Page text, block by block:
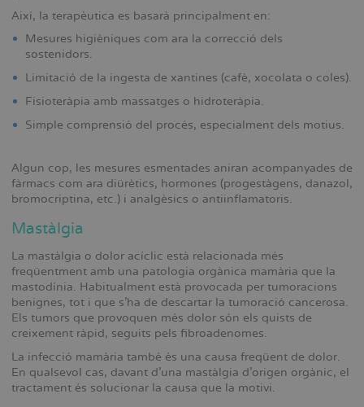
Així, la terapèutica es basarà principalment en:
Mesures higièniques com ara la correcció dels
sostenidors.
Limitació de la ingesta de xantines (cafè, xocolata o coles).
Fisioteràpia amb massatges o hidroteràpia.
Simple comprensió del procés, especialment dels motius.
Algun cop, les mesures esmentades aniran acompanyades de
fàrmacs com ara diürètics, hormones (progestàgens, danazol,
bromocriptina, etc.) i analgèsics o antiinflamatoris.
Mastàlgia
La mastàlgia o dolor acíclic està relacionada més
freqüentment amb una patologia orgànica mamària que la
mastodínia. Habitualment està provocada per tumoracions
benignes, tot i que s’ha de descartar la tumoració cancerosa.
Els tumors que provoquen més dolor són els quists de
creixement ràpid, seguits pels fibroadenomes.
La infecció mamària també és una causa freqüent de dolor.
En qualsevol cas, davant d’una mastàlgia d’origen orgànic, el
tractament és solucionar la causa que la motivi.